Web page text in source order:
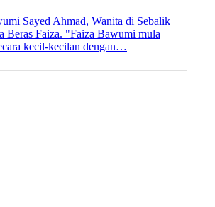
Sayed Ahmad, Wanita di Sebalik
Beras Faiza. "Faiza Bawumi mula
kecil-kecilan dengan…